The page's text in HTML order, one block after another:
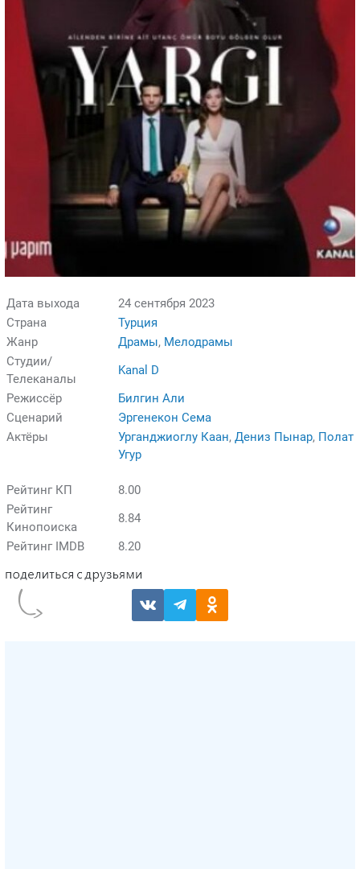
Дата выхода
24 сентября 2023
Страна
Турция
Жанр
Драмы, Мелодрамы
Студии/
Телеканалы
Kanal D
Режиссёр
Билгин Али
Сценарий
Эргенекон Сема
Актёры
Урганджиоглу Каан, Дениз Пынар, Полат
Угур
Рейтинг КП
8.00
Рейтинг
Кинопоиска
8.84
Рейтинг IMDB
8.20